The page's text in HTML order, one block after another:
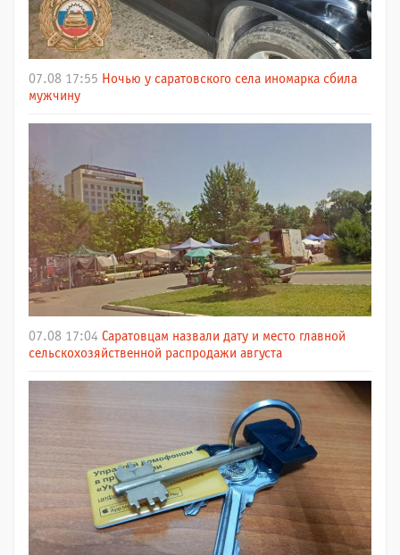
07.08 17:55 Ночью у саратовского села иномарка сбила
мужчину
07.08 17:04 Саратовцам назвали дату и место главной
сельскохозяйственной распродажи августа